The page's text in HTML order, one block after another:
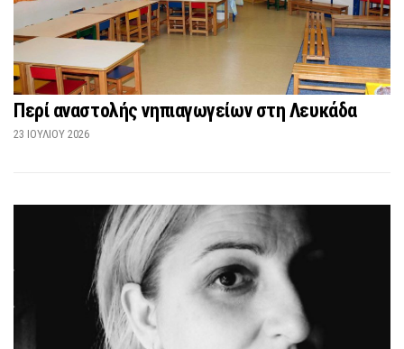
Περί αναστολής νηπιαγωγείων στη Λευκάδα
23 ΙΟΥΛΊΟΥ 2026